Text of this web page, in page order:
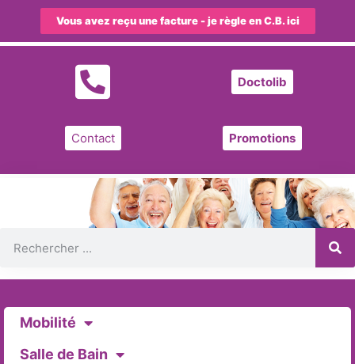
Vous avez reçu une facture - je règle en C.B. ici
Doctolib
Contact Promotions
Mobilité
Salle de Bain